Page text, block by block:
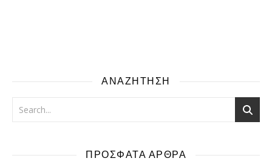
ΑΝΑΖΗΤΗΣΗ
ΠΡΟΣΦΑΤΑ ΑΡΘΡΑ